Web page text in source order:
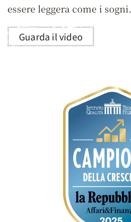
essere leggera come i sogni.
Guarda il video